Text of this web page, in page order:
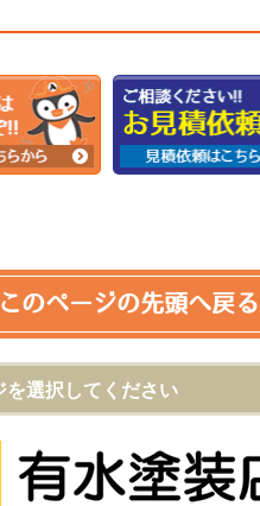
このページの先頭へ戻る